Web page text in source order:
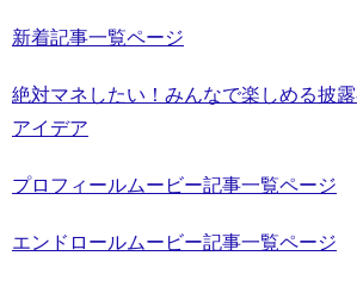
新着記事一覧ページ
絶対マネしたい！みんなで楽しめる披
アイデア
プロフィールムービー記事一覧ページ
エンドロールムービー記事一覧ページ